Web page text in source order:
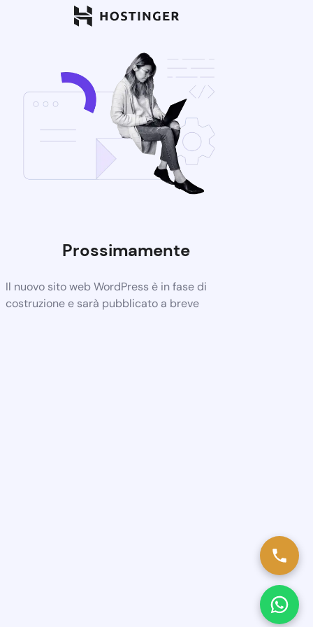
Prossimamente
Il nuovo sito web WordPress è in fase di
costruzione e sarà pubblicato a breve